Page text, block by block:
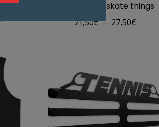
64
Courtes The skate things
21,50€– 27,50€
27,50€